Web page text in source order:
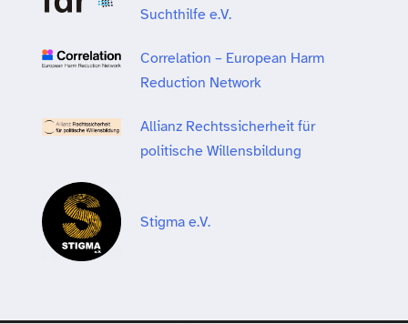
Suchthilfe e.V.
Correlation – European Harm
Reduction Network
Allianz Rechtssicherheit für
politische Willensbildung
Stigma e.V.